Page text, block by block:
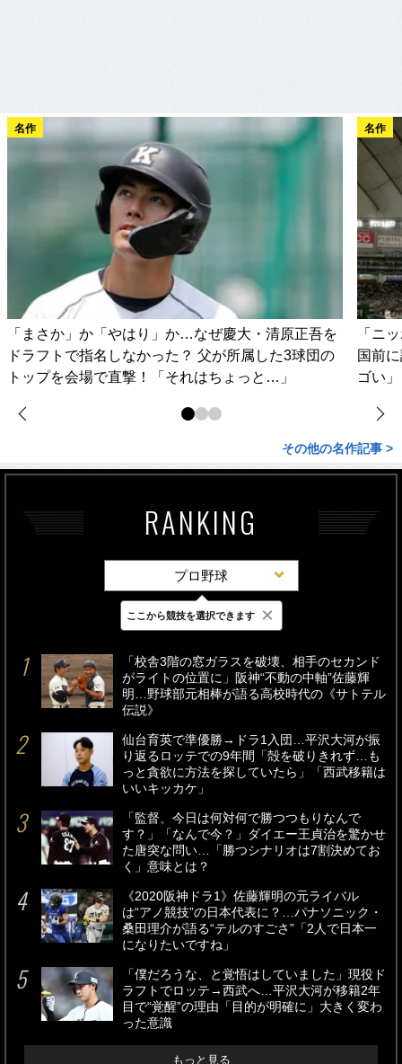
名作
「まさか」か「やはり」か…なぜ慶大・清原正吾を
ドラフトで指名しなかった？ 父が所属した3球団の
トップを会場で直撃！「それはちょっと…」
名作
「ニ
国前
ゴい
その他の名作記事 >
RANKING
プロ野球
最新 24時間 週間
「校舎3階の窓ガラスを破壊、相手のセカンド
がライトの位置に」阪神“不動の中軸”佐藤輝
明…野球部元相棒が語る高校時代の《サトテル
伝説》
仙台育英で準優勝→ドラ1入団…平沢大河が振
り返るロッテでの9年間「殻を破りきれず…も
っと貪欲に方法を探していたら」「西武移籍は
いいキッカケ」
「監督、今日は何対何で勝つつもりなんで
す？」「なんで今？」ダイエー王貞治を驚かせ
た唐突な問い…「勝つシナリオは7割決めてお
く」意味とは？
《2020阪神ドラ1》佐藤輝明の元ライバル
は“アノ競技”の日本代表に？…パナソニック・
桑田理介が語る“テルのすごさ”「2人で日本一
になりたいですね」
「僕だろうな、と覚悟はしていました」現役ド
ラフトでロッテ→西武へ…平沢大河が移籍2年
目で“覚醒”の理由「目的が明確に」大きく変わ
った意識
もっと見る
ここから競技を選択できます ×